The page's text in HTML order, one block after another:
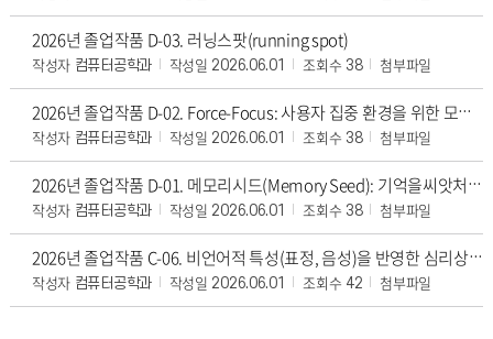
2026년 졸업작품 D-03. 러닝스팟(running spot)
작성자 컴퓨터공학과 작성일 2026.06.01 조회수 38 첨부파일
2026년 졸업작품 D-02. Force-Focus: 사용자 집중 환경을 위한 모니터링 및 제어 시스템
작성자 컴퓨터공학과 작성일 2026.06.01 조회수 38 첨부파일
2026년 졸업작품 D-01. 메모리시드(Memory Seed): 기억을씨앗처럼심어두기
작성자 컴퓨터공학과 작성일 2026.06.01 조회수 38 첨부파일
2026년 졸업작품 C-06. 비언어적 특성(표정, 음성)을 반영한 심리상담 AI 서비스
작성자 컴퓨터공학과 작성일 2026.06.01 조회수 42 첨부파일